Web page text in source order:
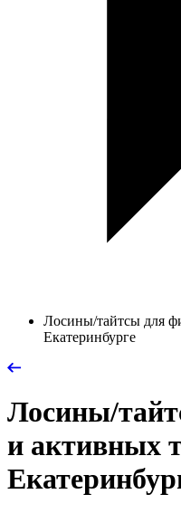
Лосины/тайтсы для
Екатеринбурге
Лосины/
и активных